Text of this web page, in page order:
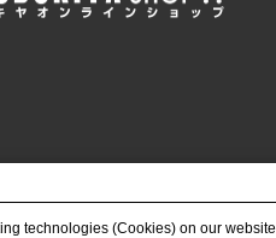
technologies (Cookies) on our